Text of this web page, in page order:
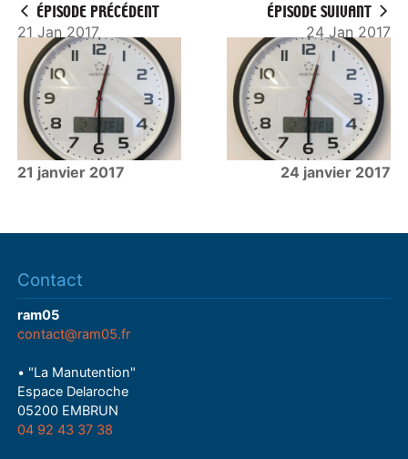
ÉPISODE PRÉCÉDENT
21 Jan 2017
21 janvier 2017
ÉPISODE SUIVANT
24 Jan 2017
24 janvier 2017
Contact
ram05
contact@ram05.fr
• "La Manutention"
Espace Delaroche
05200 EMBRUN
04 92 43 37 38